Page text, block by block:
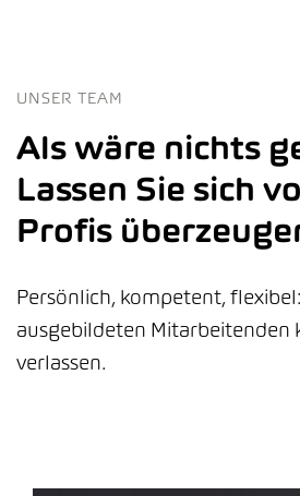
UNSER TEAM
Als wäre nichts
Lassen Sie sich
Profis
Persönlich, kompetent,
ausgebildeten Mitarbeitenden
verlassen.